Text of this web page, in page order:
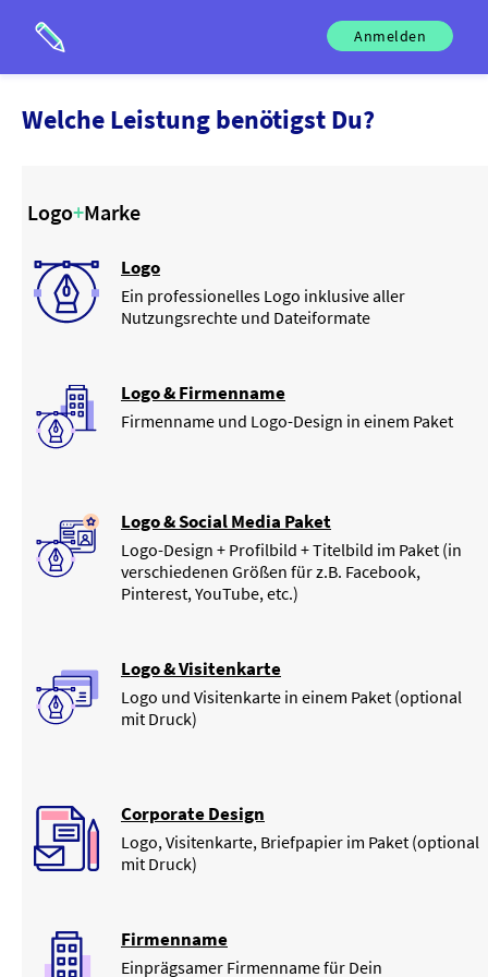
Anmelden
WelcheLeistungbenötigst Du?
Logo+Marke
Logo
Ein professionelles Logo inklusive aller
Nutzungsrechte und Dateiformate
Logo & Firmenname
Firmenname und Logo-Design in einem Paket
Logo & Social Media Paket
Logo-Design + Profilbild + Titelbild im Paket (in
verschiedenen Größen für z.B. Facebook,
Pinterest, YouTube, etc.)
Logo & Visitenkarte
Logo und Visitenkarte in einem Paket (optional
mit Druck)
Corporate Design
Logo, Visitenkarte, Briefpapier im Paket (optional
mit Druck)
Firmenname
Einprägsamer Firmenname für Dein